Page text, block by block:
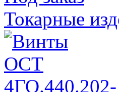
Токарные